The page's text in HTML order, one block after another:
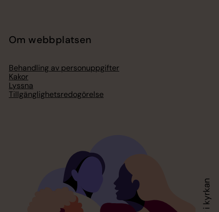
Om webbplatsen
Behandling av personuppgifter
Kakor
Lyssna
Tillgänglighetsredogörelse